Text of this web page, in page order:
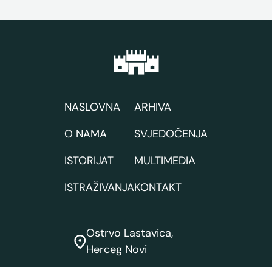
NASLOVNA
O NAMA
ISTORIJAT
ISTRAŽIVANJA
ARHIVA
SVJEDOČENJA
MULTIMEDIA
KONTAKT
Ostrvo Lastavica,
Herceg Novi